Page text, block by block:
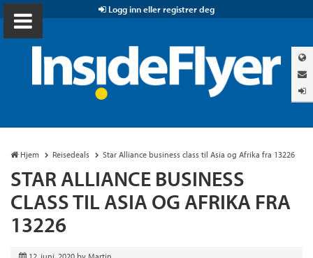
Logg inn eller registrer deg
Hjem Reisedeals Star Alliance business class til Asia og Afrika fra 13226
STAR ALLIANCE BUSINESS
CLASS TIL ASIA OG AFRIKA FRA
13226